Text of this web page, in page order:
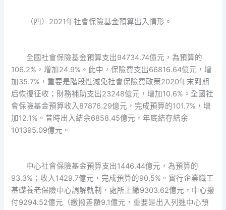
（四）2021年社會保險基金預算出入情形。
全國社會保險基金預算支出94734.74億元，為預算的
106.2%，增加24.9%。此中，保險費支出66816.64億元，增
加35.7%，重要是階段性減免社會保險費政策2020年末到期
后恢復征收；財務補助支出23248億元，增加10.6%。全國社
會保險基金預算收入87876.29億元，完成預算的101.7%，增
加12.1%。昔時出入結余6858.45億元，年底結存結余
101395.09億元。
中心社會保險基金預算支出1446.44億元，為預算的
93.3%；收入1429.7億元，完成預算的90.5%。實行企業職工
基礎養老保險中心調解軌制，處所上繳9303.62億元，中心撥
付9294.52億元（繳撥差額9.1億元，重要是出入列進中心預